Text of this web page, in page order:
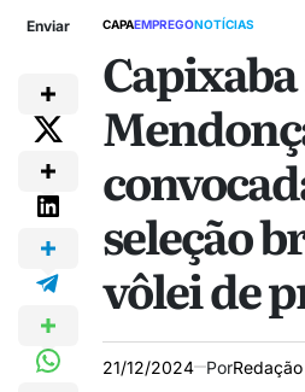
Enviar CAPAEMPREGONOTÍCIAS
seleção
vôlei de
21/12/2024 Por